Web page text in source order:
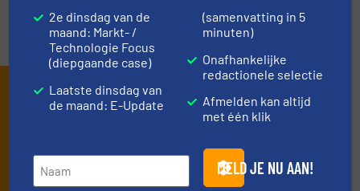
Schrijf je in en ontvang ons
Mis, net als 10000+ andere lezers, niets meer
van de (technische) ontwikkelingen binnen
2e dinsdag van de
maand: Markt- /
Technologie Focus
(diepgaande case)
Laatste dinsdag van
de maand: E-Update
(samenvatting in 5
minuten)
Onafhankelijke
redactionele selectie
Afmelden kan altijd
met één klik
MELD JE NU AAN!